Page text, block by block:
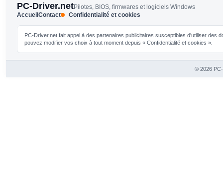
PC-Driver.netPilotes, BIOS, firmwares et logiciels Windows
AccueilContact Confidentialité et cookies
PC-Driver.net fait appel à des partenaires publicitaires susceptibles d'utiliser
pouvez modifier vos choix à tout moment depuis « Confidentialité et cookies ».
© 2026